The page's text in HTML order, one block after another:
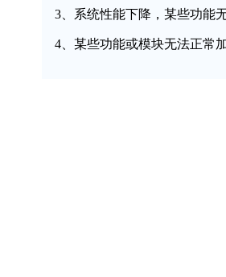
3、系统性能下降，某些功能
4、某些功能或模块无法正常